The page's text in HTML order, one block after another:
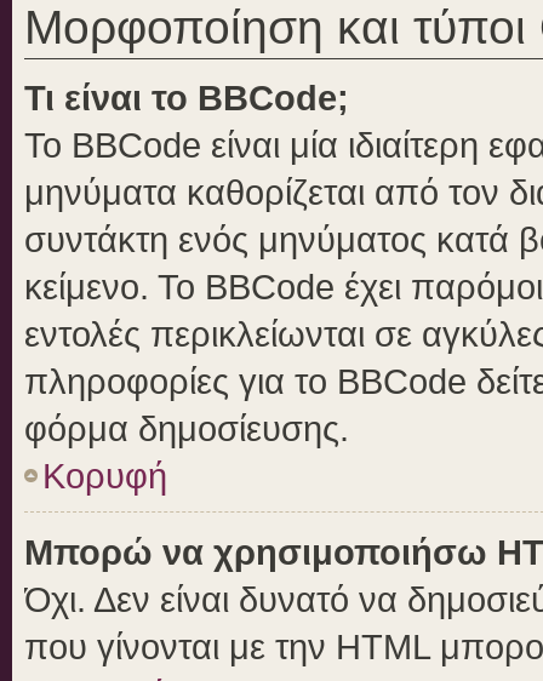
Μορφοποίηση και
Τι είναι το BBCode;
Το BBCode είναι μία ιδιαίτερη
μηνύματα καθορίζεται από τον
συντάκτη ενός μηνύματος κατά
κείμενο. Το BBCode έχει
εντολές περικλείωνται σε
πληροφορίες για το BBCode
φόρμα δημοσίευσης.
Κορυφή
Μπορώ να χρησιμοποιήσω
Όχι. Δεν είναι δυνατό να
που γίνονται με την HTML